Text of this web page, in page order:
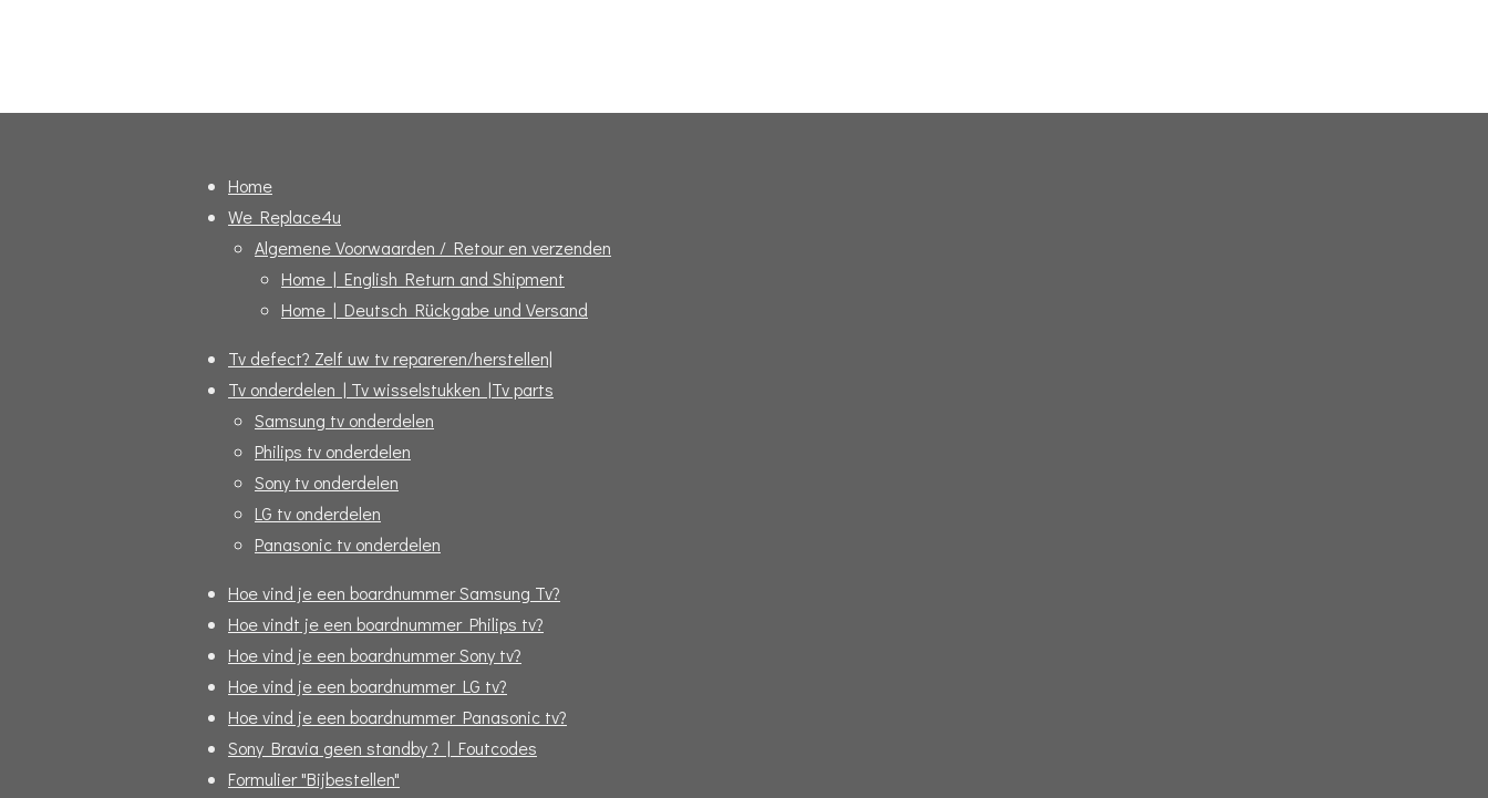
Home
We Replace4u
Algemene Voorwaarden / Retour en verzenden
Home | English Return and Shipment
Home | Deutsch Rückgabe und Versand
Tv defect? Zelf uw tv repareren/herstellen|
Tv onderdelen | Tv wisselstukken |Tv parts
Samsung tv onderdelen
Philips tv onderdelen
Sony tv onderdelen
LG tv onderdelen
Panasonic tv onderdelen
Hoe vind je een boardnummer Samsung Tv?
Hoe vindt je een boardnummer Philips tv?
Hoe vind je een boardnummer Sony tv?
Hoe vind je een boardnummer LG tv?
Hoe vind je een boardnummer Panasonic tv?
Sony Bravia geen standby ? | Foutcodes
Formulier "Bijbestellen"